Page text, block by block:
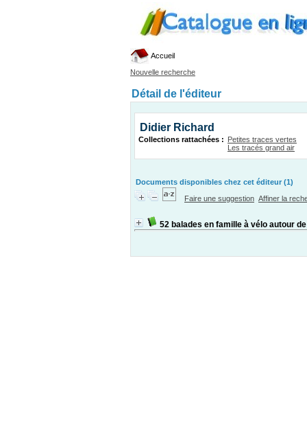
Accueil
Nouvelle recherche
Détail de l'éditeur
Didier Richard
Collections rattachées : Petites traces vertes
Les tracés grand air
Documents disponibles chez cet éditeur (1)
Faire une suggestion Affiner la
52 balades en famille à vélo autour